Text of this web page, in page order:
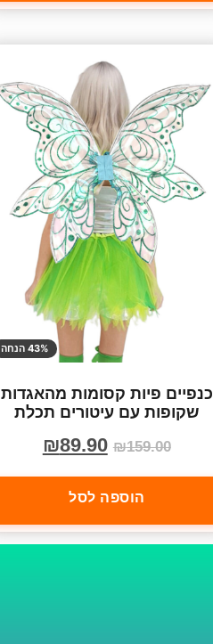
43% הנחה
כנפיים פיות קסומות מהאגדות
שקופות עם עיטורים תכלת
₪159.00
₪89.90
הוספה לסל